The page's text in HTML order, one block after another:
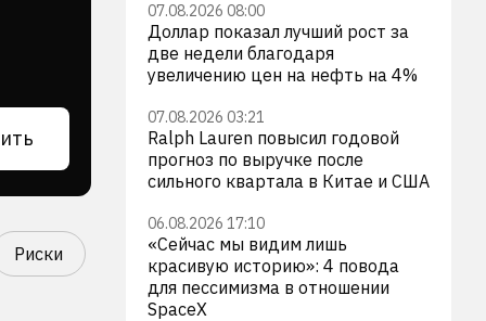
Риски
07.08.2026 08:00
Доллар показал лучший рост за
две недели благодаря
увеличению цен на нефть на 4%
07.08.2026 03:21
Ralph Lauren повысил годовой
прогноз по выручке после
сильного квартала в Китае и США
06.08.2026 17:10
«Сейчас мы видим лишь
красивую историю»: 4 повода
для пессимизма в отношении
SpaceX